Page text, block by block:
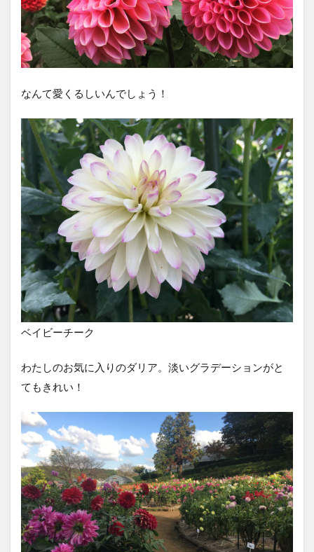
なんて愛くるしいんでしょう！
ベイビーチーク
わたしのお気に入りのダリア。淡いグラデーションがと
てもきれい！